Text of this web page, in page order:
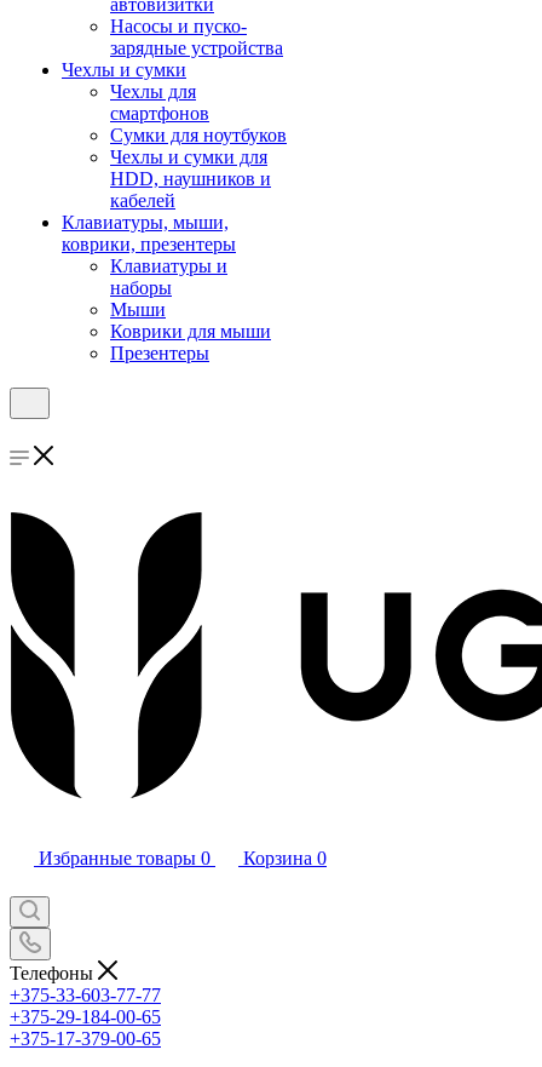
автовизитки
Насосы и пуско-
зарядные устройства
Чехлы и сумки
Чехлы для
смартфонов
Сумки для ноутбуков
Чехлы и сумки для
HDD, наушников и
кабелей
Клавиатуры, мыши,
коврики, презентеры
Клавиатуры и
наборы
Мыши
Коврики для мыши
Презентеры
Избранные товары 0 Корзина 0
Телефоны
+375-33-603-77-77
+375-29-184-00-65
+375-17-379-00-65